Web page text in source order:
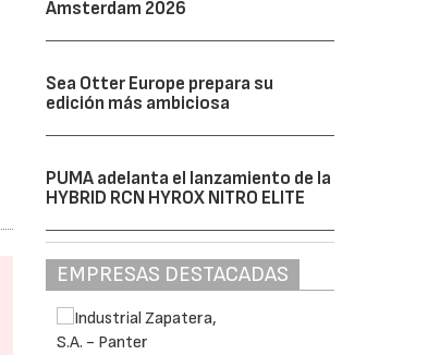
Amsterdam 2026
Sea Otter Europe prepara su
edición más ambiciosa
PUMA adelanta el lanzamiento de la
HYBRID RCN HYROX NITRO ELITE
EMPRESAS DESTACADAS